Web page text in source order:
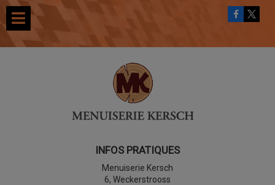
INFOS PRATIQUES
Menuiserie Kersch
6, Weckerstrooss